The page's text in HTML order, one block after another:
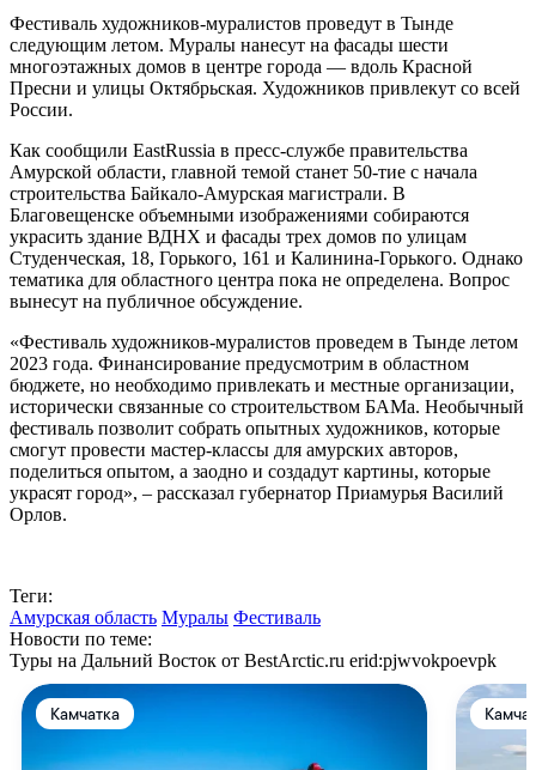
Фестиваль художников-муралистов проведут в Тынде
следующим летом. Муралы нанесут на фасады шести
многоэтажных домов в центре города — вдоль Красной
Пресни и улицы Октябрьская. Художников привлекут со всей
России.
Как сообщили EastRussia в пресс-службе правительства
Амурской области, главной темой станет 50-тие с начала
строительства Байкало-Амурская магистрали. В
Благовещенске объемными изображениями собираются
украсить здание ВДНХ и фасады трех домов по улицам
Студенческая, 18, Горького, 161 и Калинина-Горького. Однако
тематика для областного центра пока не определена. Вопрос
вынесут на публичное обсуждение.
«Фестиваль художников-муралистов проведем в Тынде летом
2023 года. Финансирование предусмотрим в областном
бюджете, но необходимо привлекать и местные организации,
исторически связанные со строительством БАМа. Необычный
фестиваль позволит собрать опытных художников, которые
смогут провести мастер-классы для амурских авторов,
поделиться опытом, а заодно и создадут картины, которые
украсят город», – рассказал губернатор Приамурья Василий
Орлов.
Теги:
Амурская область Муралы Фестиваль
Новости по теме:
Туры на Дальний Восток от BestArctic.ru erid:pjwvokpoevpk